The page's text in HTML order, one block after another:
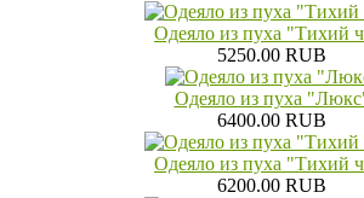
Одеяло из пуха "Тихий
5250.00 RUB
Одеяло из пуха
6400.00 RUB
Одеяло из пуха "Тихий
6200.00 RUB